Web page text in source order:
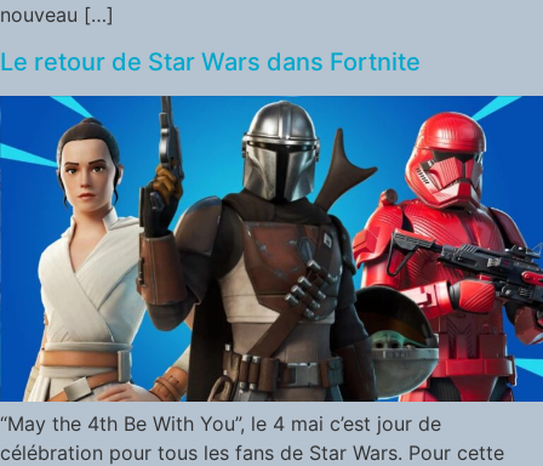
nouveau […]
Le retour de Star Wars dans Fortnite
“May the 4th Be With You”, le 4 mai c’est jour de
célébration pour tous les fans de Star Wars. Pour cette